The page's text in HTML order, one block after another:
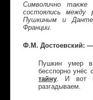
Символично
состоялись между
Пушкиным и
Франции.
Ф.М. Достоевский: —
Пушкин умер
бесспорно унёс
тайну. И вот
разгадываем.